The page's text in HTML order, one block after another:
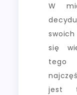
W
się
tego
jest